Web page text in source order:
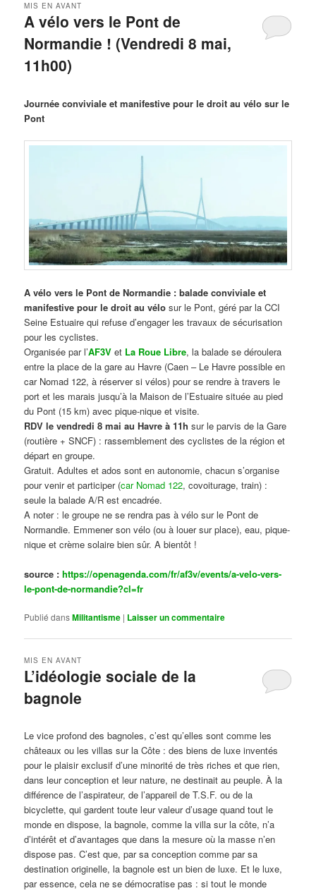
A vélo vers le Pont de
Normandie ! (Vendredi 8 mai,
11h00)
MIS EN AVANT
Journée conviviale et manifestive pour le droit au vélo sur le
Pont
A vélo vers le Pont de Normandie : balade conviviale et
manifestive pour le droit au vélo sur le Pont, géré par la CCI
Seine Estuaire qui refuse d’engager les travaux de sécurisation
pour les cyclistes.
Organisée par l’AF3V et La Roue Libre, la balade se déroulera
entre la place de la gare au Havre (Caen – Le Havre possible en
car Nomad 122, à réserver si vélos) pour se rendre à travers le
port et les marais jusqu’à la Maison de l’Estuaire située au pied
du Pont (15 km) avec pique-nique et visite.
RDV le vendredi 8 mai au Havre à 11h sur le parvis de la Gare
(routière + SNCF) : rassemblement des cyclistes de la région et
départ en groupe.
Gratuit. Adultes et ados sont en autonomie, chacun s’organise
pour venir et participer (car Nomad 122, covoiturage, train) :
seule la balade A/R est encadrée.
A noter : le groupe ne se rendra pas à vélo sur le Pont de
Normandie. Emmener son vélo (ou à louer sur place), eau, pique-
nique et crème solaire bien sûr. A bientôt !
source :https://openagenda.com/fr/af3v/events/a-velo-vers-
le-pont-de-normandie?cl=fr
Publié dansMilitantisme | Laisser un commentaire
L’idéologie sociale de la
bagnole
MIS EN AVANT
Le vice profond des bagnoles, c’est qu’elles sont comme les
châteaux ou les villas sur la Côte : des biens de luxe inventés
pour le plaisir exclusif d’une minorité de très riches et que rien,
dans leur conception et leur nature, ne destinait au peuple. À la
différence de l’aspirateur, de l’appareil de T.S.F. ou de la
bicyclette, qui gardent toute leur valeur d’usage quand tout le
monde en dispose, la bagnole, comme la villa sur la côte, n’a
d’intérêt et d’avantages que dans la mesure où la masse n’en
dispose pas. C’est que, par sa conception comme par sa
destination originelle, la bagnole est un bien de luxe. Et le luxe,
par essence, cela ne se démocratise pas : si tout le monde